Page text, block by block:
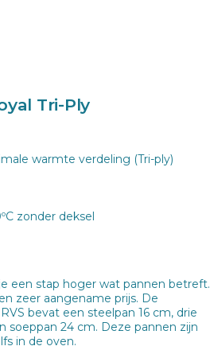
Tri-Ply
warmte verdeling (Tri-ply)
zonder deksel
een stap hoger wat pannen betreft.
zeer aangename prijs. De
bevat een steelpan 16 cm, drie
soeppan 24 cm. Deze pannen zijn
in de oven.